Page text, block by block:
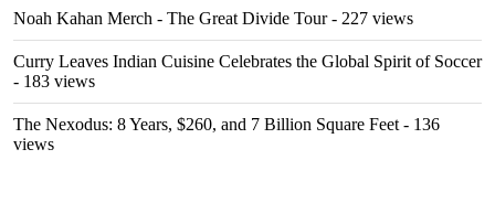
Noah Kahan Merch - The Great Divide Tour- 227 views
Curry Leaves Indian Cuisine Celebrates the Global Spirit of Soccer
- 183 views
The Nexodus: 8 Years, $260, and 7 Billion Square Feet - 136
views